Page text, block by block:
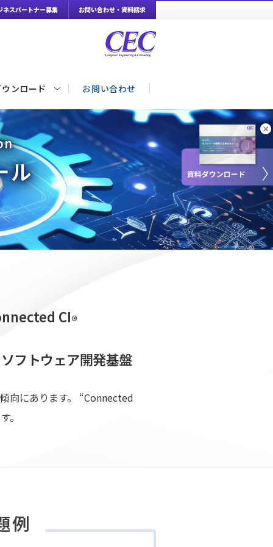
お問い合わせ・資料請求
ネスパートナー募集
ンロード お問い合わせ
ル
CI®
ソフトウェア開発基盤
向にあります。 “Connected
。
例